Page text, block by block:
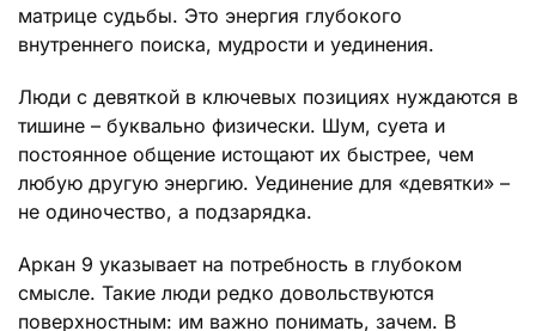
матрице судьбы. Это энергия глубокого
внутреннего поиска, мудрости и уединения.
Люди с девяткой в ключевых позициях нуждаются в
тишине – буквально физически. Шум, суета и
постоянное общение истощают их быстрее, чем
любую другую энергию. Уединение для «девятки» –
не одиночество, а подзарядка.
Аркан 9 указывает на потребность в глубоком
смысле. Такие люди редко довольствуются
поверхностным: им важно понимать, зачем. В